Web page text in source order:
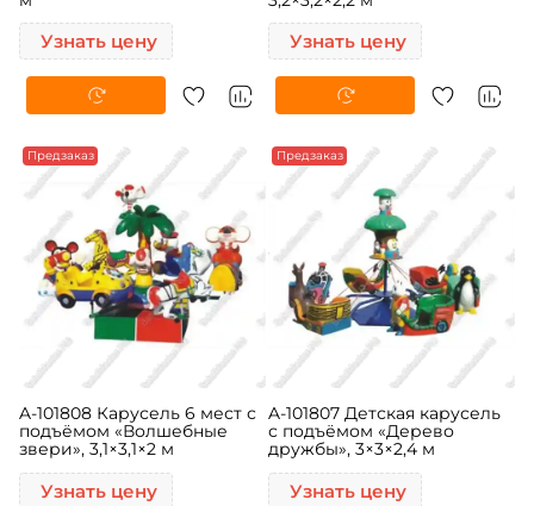
Узнать цену Узнать цену
Предзаказ
A-101808 Карусель 6 мест с
подъёмом «Волшебные
звери», 3,1×3,1×2 м
Узнать цену
Предзаказ
A-101807 Детская карусель
с подъёмом «Дерево
дружбы», 3×3×2,4 м
Узнать цену